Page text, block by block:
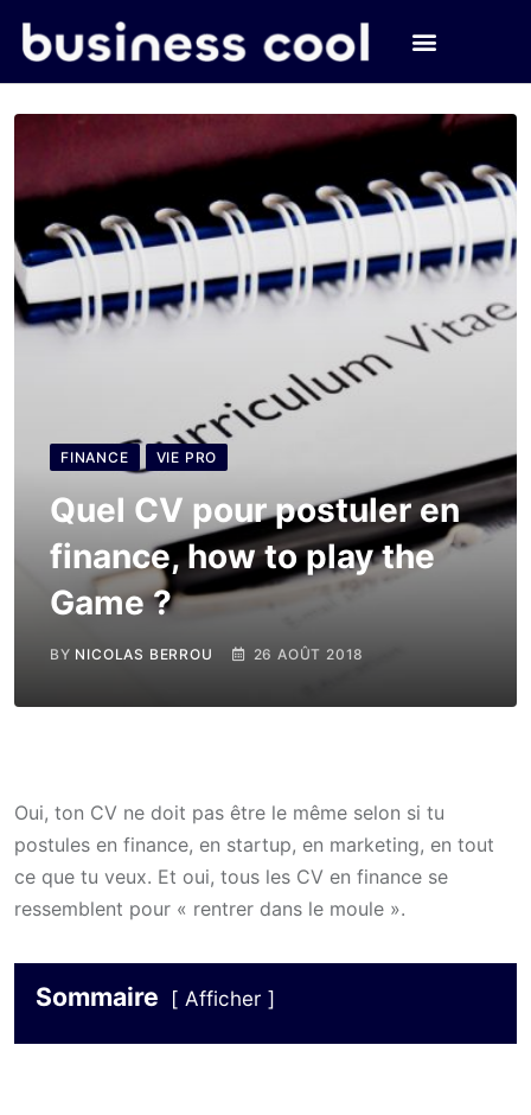
FINANCE VIE PRO
Quel CV pour postuler en
finance, how to play the
Game ?
BY NICOLAS BERROU 26 AOÛT 2018
Oui, ton CV ne doit pas être le même selon si tu
postules en finance, en startup, en marketing, en tout
ce que tu veux. Et oui, tous les CV en finance se
ressemblent pour « rentrer dans le moule ».
Sommaire Afficher